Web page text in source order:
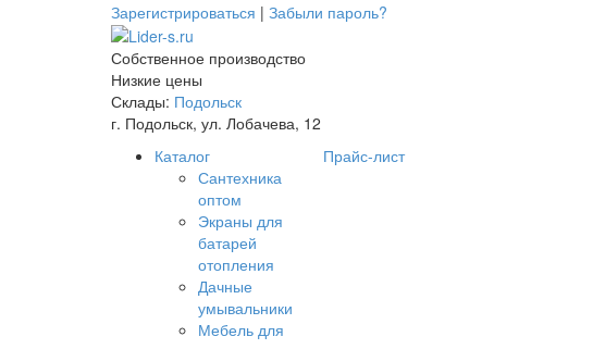
Зарегистрироваться | Забыли пароль?
Собственное производство
Низкие цены
Склады: Подольск
г. Подольск, ул. Лобачева, 12
Каталог
Сантехника
оптом
Экраны для
батарей
отопления
Дачные
умывальники
Мебель для
Прайс-лист